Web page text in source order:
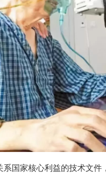
家核心利益的技术文件